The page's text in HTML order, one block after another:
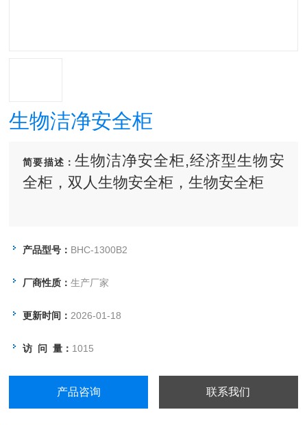
生物洁净安全柜
简要描述： 生物洁净安全柜,经济型生物安
全柜，双人生物安全柜，生物安全柜
产品型号： BHC-1300B2
厂商性质：生产厂家
更新时间： 2026-01-18
访 问 量： 1015
产品咨询 联系我们